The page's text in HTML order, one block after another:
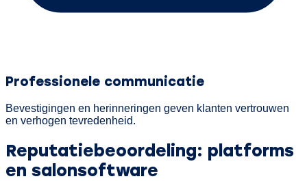
Professionele communicatie
Bevestigingen en herinneringen geven klanten vertrouwen
en verhogen tevredenheid.
Reputatiebeoordeling: platforms
en salonsoftware